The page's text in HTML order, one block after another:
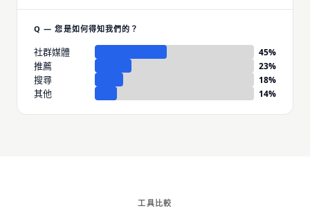
Q — 您是如何得知我們的？
社群媒體 45%
推薦 23%
搜尋 18%
其他 14%
工具比較